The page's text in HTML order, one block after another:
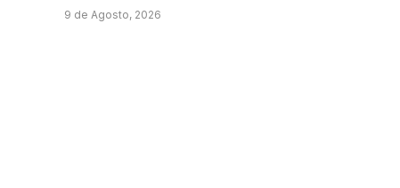
9 de Agosto, 2026